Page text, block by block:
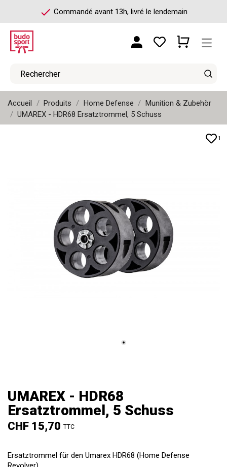
check Commandé avant 13h, livré le lendemain
Accueil Produits Home Defense
Munition & Zubehör
UMAREX - HDR68 Ersatztrommel, 5 Schuss
1
UMAREX - HDR68
Ersatztrommel, 5 Schuss
CHF 15,70 TTC
Ersatztrommel für den Umarex HDR68 (Home Defense